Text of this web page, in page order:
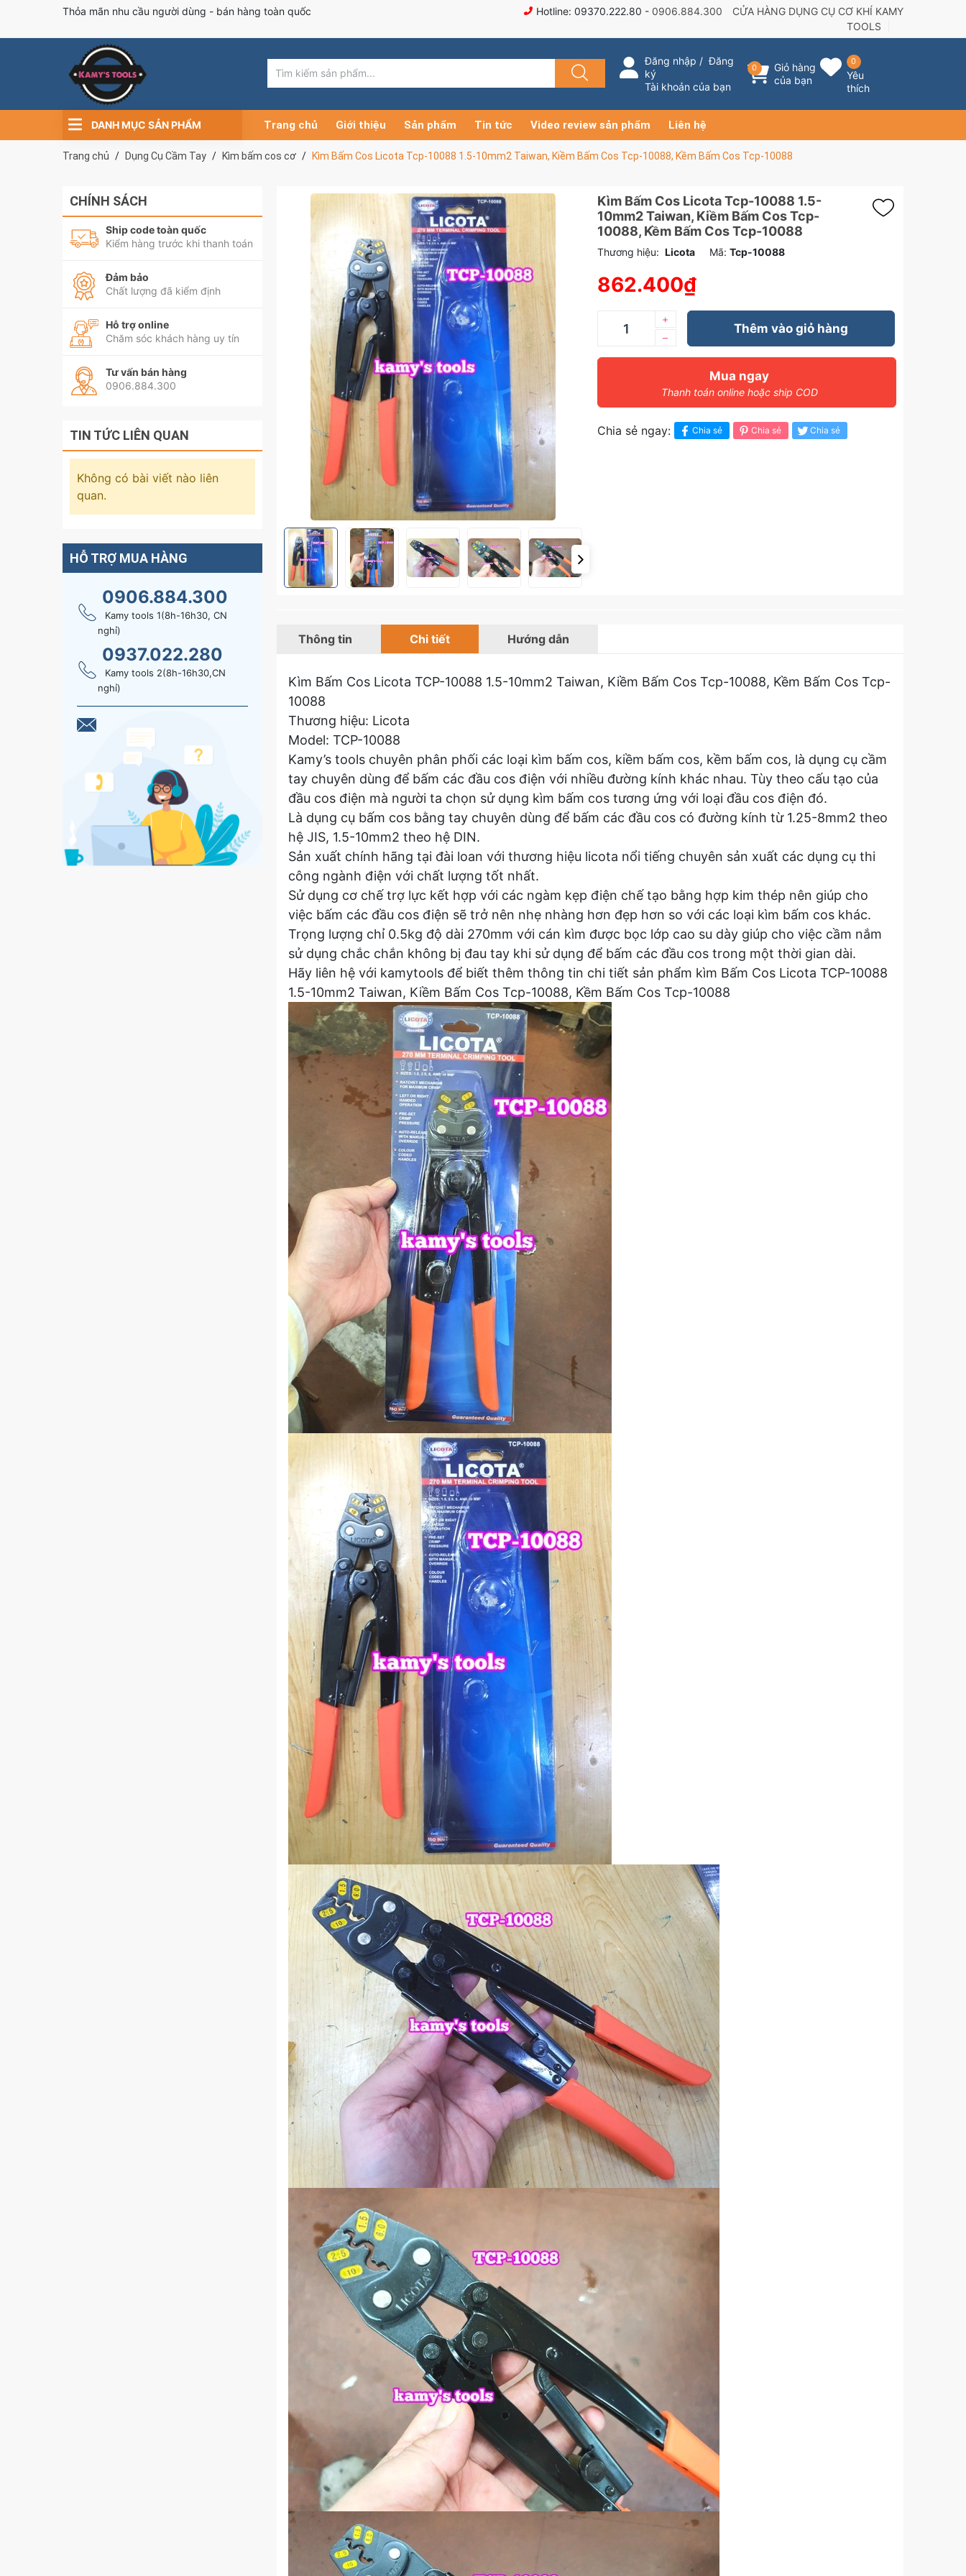
Thỏa mãn nhu cầu người dùng - bán hàng toàn quốc Hotline: 09370.222.80 - 0906.884.300
CỬA HÀNG DỤNG CỤ CƠ KHÍ KAMY
TOOLS
Đăng nhập /Đăng
ký
Tài khoản của bạn
0
Giỏ hàng
của bạn
0
Yêu
thích
DANH MỤC SẢN PHẨM Trang chủ Giới thiệu Sản phẩm Tin tức Video review sản phẩm Liên hệ
Trang chủ Dụng Cụ Cầm Tay Kìm bấm cos cơ Kìm Bấm Cos Licota Tcp-10088 1.5-10mm2 Taiwan, Kiềm Bấm Cos Tcp-10088, Kềm Bấm Cos Tcp-10088
Kìm Bấm Cos Licota Tcp-10088 1.5-
10mm2 Taiwan, Kiềm Bấm Cos Tcp-
10088, Kềm Bấm Cos Tcp-10088
Thương hiệu: Licota Mã: Tcp-10088
862.400₫
–
+
Thêm vào giỏ hàng
Mua ngay
Thanh toán online hoặc ship COD
Chia sẻ ngay: Chia sẻ Chia sẻ Chia sẻ
Thông tin Chi tiết Hướng dẫn
Kìm Bấm Cos Licota TCP-10088 1.5-10mm2 Taiwan, Kiềm Bấm Cos Tcp-10088, Kềm Bấm Cos Tcp-
10088
Thương hiệu: Licota
Model: TCP-10088
Kamy’s tools chuyên phân phối các loại kìm bấm cos, kiềm bấm cos, kềm bấm cos, là dụng cụ cầm
tay chuyên dùng để bấm các đầu cos điện với nhiều đường kính khác nhau. Tùy theo cấu tạo của
đầu cos điện mà người ta chọn sử dụng kìm bấm cos tương ứng với loại đầu cos điện đó.
Là dụng cụ bấm cos bằng tay chuyên dùng để bấm các đầu cos có đường kính từ 1.25-8mm2 theo
hệ JIS, 1.5-10mm2 theo hệ DIN.
Sản xuất chính hãng tại đài loan với thương hiệu licota nổi tiếng chuyên sản xuất các dụng cụ thi
công ngành điện với chất lượng tốt nhất.
Sử dụng cơ chế trợ lực kết hợp với các ngàm kẹp điện chế tạo bằng hợp kim thép nên giúp cho
việc bấm các đầu cos điện sẽ trở nên nhẹ nhàng hơn đẹp hơn so với các loại kìm bấm cos khác.
Trọng lượng chỉ 0.5kg độ dài 270mm với cán kìm được bọc lớp cao su dày giúp cho việc cầm nắm
sử dụng chắc chắn không bị đau tay khi sử dụng để bấm các đầu cos trong một thời gian dài.
Hãy liên hệ với kamytools để biết thêm thông tin chi tiết sản phẩm kìm Bấm Cos Licota TCP-10088
1.5-10mm2 Taiwan, Kiềm Bấm Cos Tcp-10088, Kềm Bấm Cos Tcp-10088
CHÍNH SÁCH
Ship code toàn quốc
Kiểm hàng trước khi thanh toán
Đảm bảo
Chất lượng đã kiểm định
Hỗ trợ online
Chăm sóc khách hàng uy tín
Tư vấn bán hàng
0906.884.300
TIN TỨC LIÊN QUAN
Không có bài viết nào liên
quan.
HỖ TRỢ MUA HÀNG
0906.884.300
Kamy tools 1(8h-16h30, CN
nghỉ)
0937.022.280
Kamy tools 2(8h-16h30,CN
nghỉ)